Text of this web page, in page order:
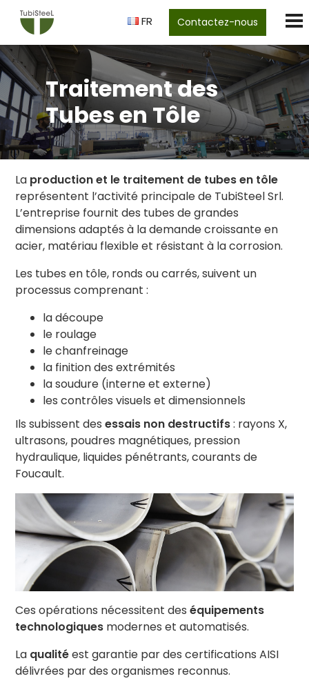
FR Contactez-nous
Traitement des
Tubes en Tôle
La production et le traitement de tubes en tôle
représentent l’activité principale de TubiSteel Srl.
L’entreprise fournit des tubes de grandes
dimensions adaptés à la demande croissante en
acier, matériau flexible et résistant à la corrosion.
Les tubes en tôle, ronds ou carrés, suivent un
processus comprenant :
la découpe
le roulage
le chanfreinage
la finition des extrémités
la soudure (interne et externe)
les contrôles visuels et dimensionnels
Ils subissent desessais non destructifs: rayons X,
ultrasons, poudres magnétiques, pression
hydraulique, liquides pénétrants, courants de
Foucault.
Ces opérations nécessitent deséquipements
technologiques modernes et automatisés.
La qualitéest garantie par des certifications AISI
délivrées par des organismes reconnus.